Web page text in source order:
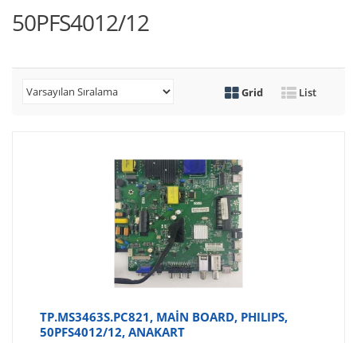
50PFS4012/12
Grid List
TP.MS3463S.PC821, MAİN BOARD, PHILIPS,
50PFS4012/12, ANAKART